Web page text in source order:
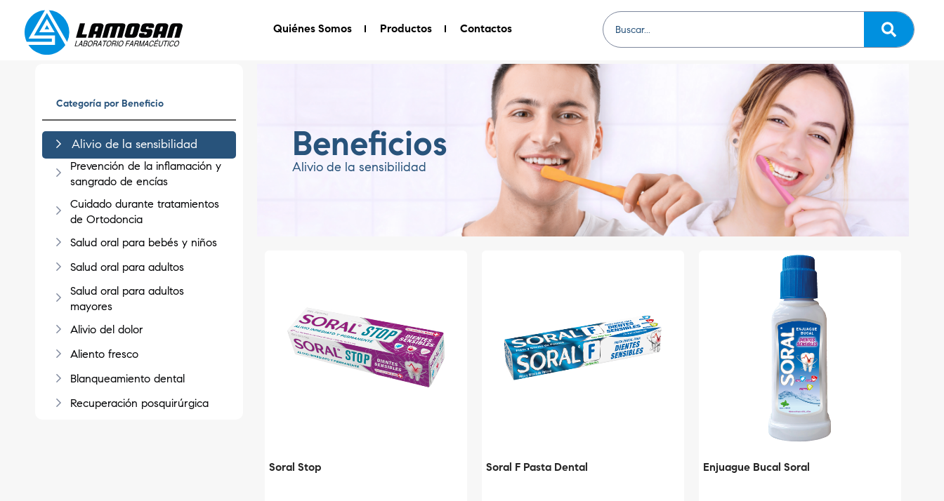
Quiénes Somos Productos Contactos
Categoría por Beneficio
Alivio de la sensibilidad
Prevención de la inflamación y
sangrado de encías
Cuidado durante tratamientos
de Ortodoncia
Salud oral para bebés y niños
Salud oral para adultos
Salud oral para adultos
mayores
Alivio del dolor
Aliento fresco
Blanqueamiento dental
Recuperación posquirúrgica
Beneficios
Alivio de la sensibilidad
Soral Stop Soral F Pasta Dental Enjuague Bucal Soral